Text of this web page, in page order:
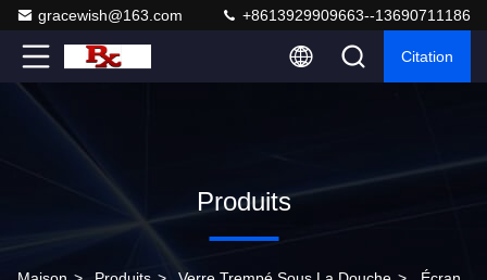
gracewish@163.com +8613929909663--13690711186
Citation
Produits